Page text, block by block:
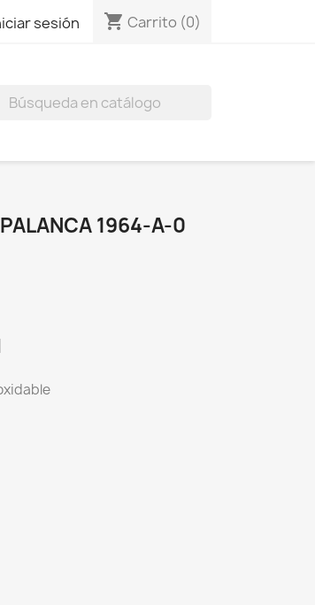
sesión shopping_cart Carrito (0)
1964-A-0